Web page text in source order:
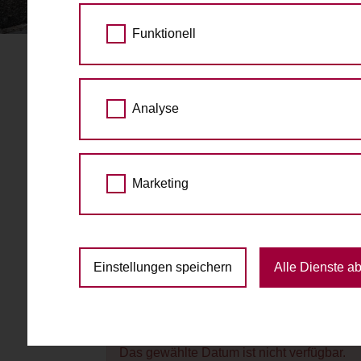
STARTSEITE BUCHUNGSANFRAGE
Buchungsanfrage
Gewähltes Grätzlrad:4lthangrund.
Nordbergstraße 8,
zu den Raddetails
Datum
Das gewählte Datum ist nicht verfügbar.
Funktionell
Analyse
Marketing
Einstellungen speichern Alle Dienste